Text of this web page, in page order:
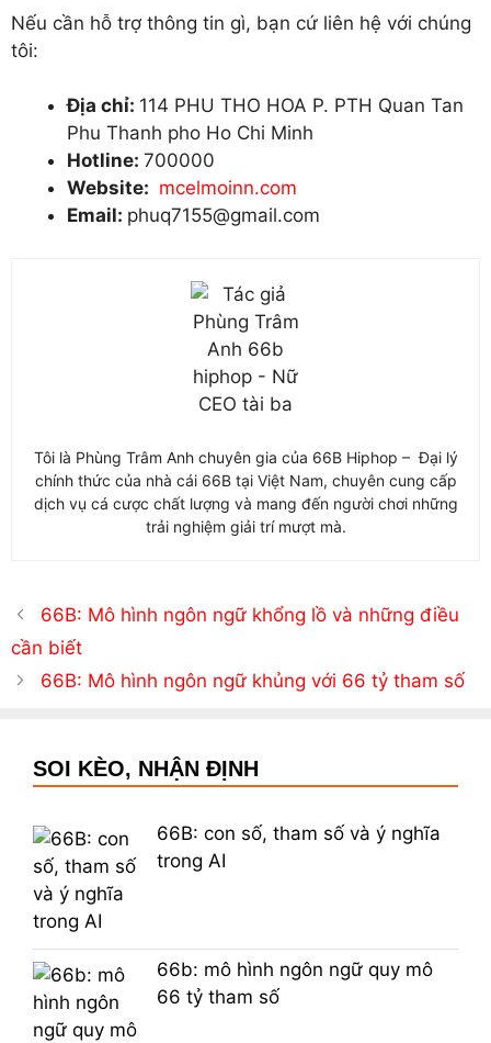
Nếu cần hỗ trợ thông tin gì, bạn cứ liên hệ với chúng
tôi:
Địa chỉ: 114 PHU THO HOA P. PTH Quan Tan
Phu Thanh pho Ho Chi Minh
Hotline: 700000
Website: mcelmoinn.com
Email: phuq7155@gmail.com
Tôi là Phùng Trâm Anh chuyên gia của 66B Hiphop – Đại lý
chính thức của nhà cái 66B tại Việt Nam, chuyên cung cấp
dịch vụ cá cược chất lượng và mang đến người chơi những
trải nghiệm giải trí mượt mà.
66B: Mô hình ngôn ngữ khổng lồ và những điều
cần biết
66B: Mô hình ngôn ngữ khủng với 66 tỷ tham số
SOI KÈO, NHẬN ĐỊNH
66B: con số, tham số và ý nghĩa
trong AI
66b: mô hình ngôn ngữ quy mô
66 tỷ tham số